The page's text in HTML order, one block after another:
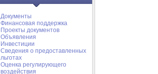
Документы
Финансовая поддержка
Проекты документов
Объявления
Инвестиции
Сведения о предоставленных
льготах
Оценка регулирующего
воздействия